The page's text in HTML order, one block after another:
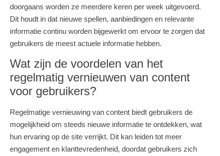
doorgaans worden ze meerdere keren per week uitgevoerd.
Dit houdt in dat nieuwe spellen, aanbiedingen en relevante
informatie continu worden bijgewerkt om ervoor te zorgen dat
gebruikers de meest actuele informatie hebben.
Wat zijn de voordelen van het
regelmatig vernieuwen van content
voor gebruikers?
Regelmatige vernieuwing van content biedt gebruikers de
mogelijkheid om steeds nieuwe informatie te ontdekken, wat
hun ervaring op de site verrijkt. Dit kan leiden tot meer
engagement en klanttevredenheid, doordat gebruikers zich